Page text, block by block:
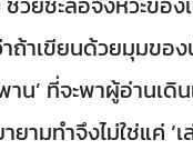
าเขียนด้วยมุมของ
าน’ ที่จะพาผู้อ่านเดิ
ามทำจึงไม่ใช่แค่ ‘